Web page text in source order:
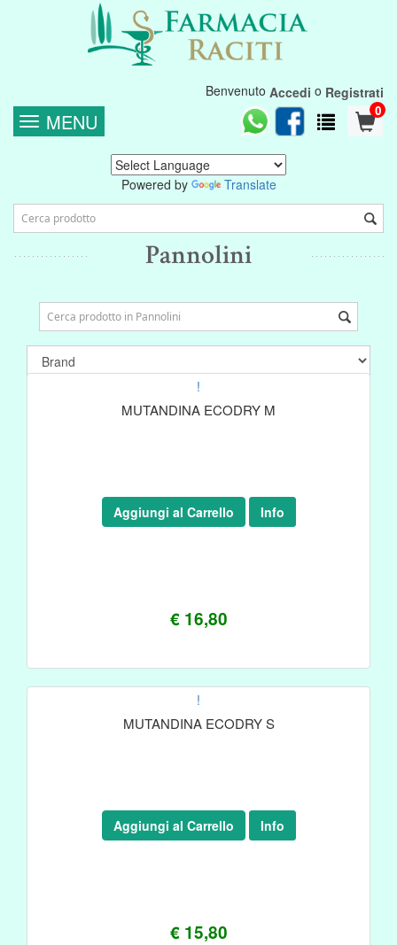
Benvenuto Accedi o Registrati
0
MENU
Powered by Translate
Pannolini
!
MUTANDINA ECODRY M
€ 16,80
Aggiungi al Carrello Info
!
MUTANDINA ECODRY S
€ 15,80
Aggiungi al Carrello Info